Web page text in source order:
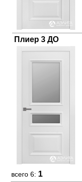
Плиер 3 ДО
всего 6: 1